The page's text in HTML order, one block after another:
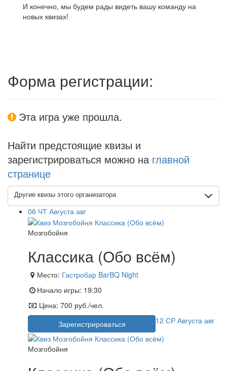
И конечно, мы будем рады видеть вашу команду на
новых квизах!
Форма регистрации:
Эта игра уже прошла.
Найти предстоящие квизы и
зарегистрироваться можно на главной
странице
Другие квизы этого организатора
06 ЧТ Августа авг
Мозгобойня
Классика (Обо всём)
Место: Гастробар BarBQ Night
Начало игры: 19:30
Цена: 700 руб./чел.
Зарегистрироваться
12 СР Августа авг
Мозгобойня